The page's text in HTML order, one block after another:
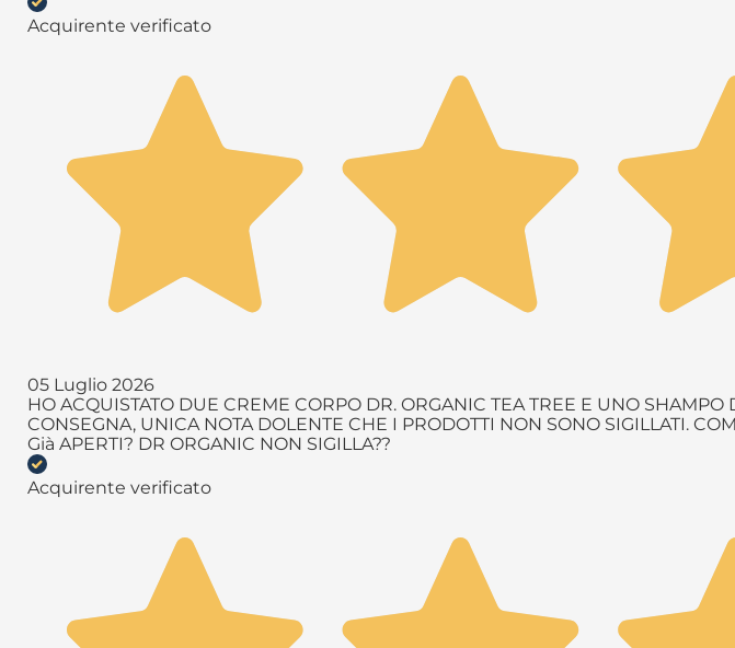
Acquirente verificato
05 Luglio 2026
HO ACQUISTATO DUE CREME CORPO DR. ORGANIC TEA TREE E UNO
CONSEGNA, UNICA NOTA DOLENTE CHE I PRODOTTI NON SONO SIGILLATI.
Già APERTI? DR ORGANIC NON SIGILLA??
Acquirente verificato